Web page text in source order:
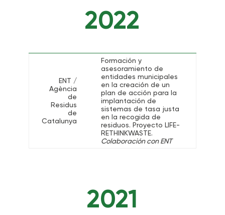
2022
ENT /
Agència
de
Residus
de
Catalunya
Formación y
asesoramiento de
entidades municipales
en la creación de un
plan de acción para la
implantación de
sistemas de tasa justa
en la recogida de
residuos. Proyecto LIFE-
RETHINKWASTE.
Colaboración con ENT
2021